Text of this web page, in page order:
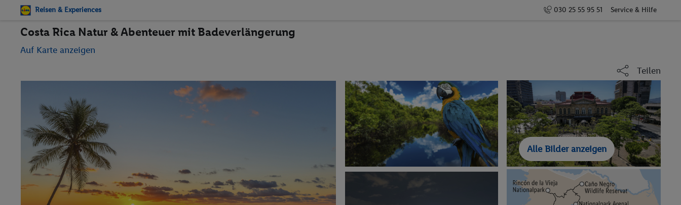
Reisen & Experiences 030 25 55 95 51 Service & Hilfe
Costa Rica Natur & Abenteuer mit Badeverlängerung
Auf Karte anzeigen
Teilen
Alle Bilder anzeigen